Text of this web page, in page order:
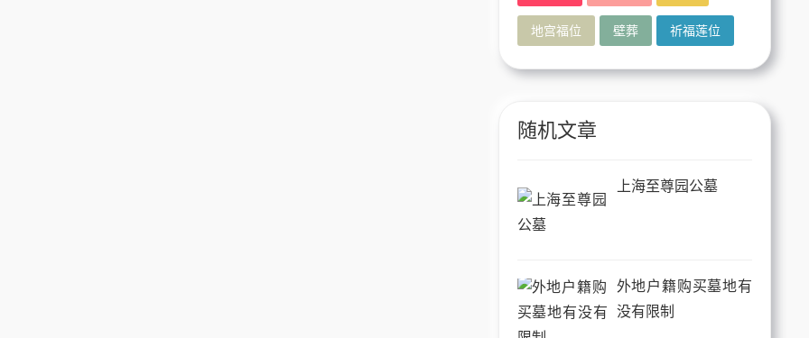
地宫福位 壁葬 祈福莲位
随机文章
上海至尊园公墓
外地户籍购买墓地有
没有限制